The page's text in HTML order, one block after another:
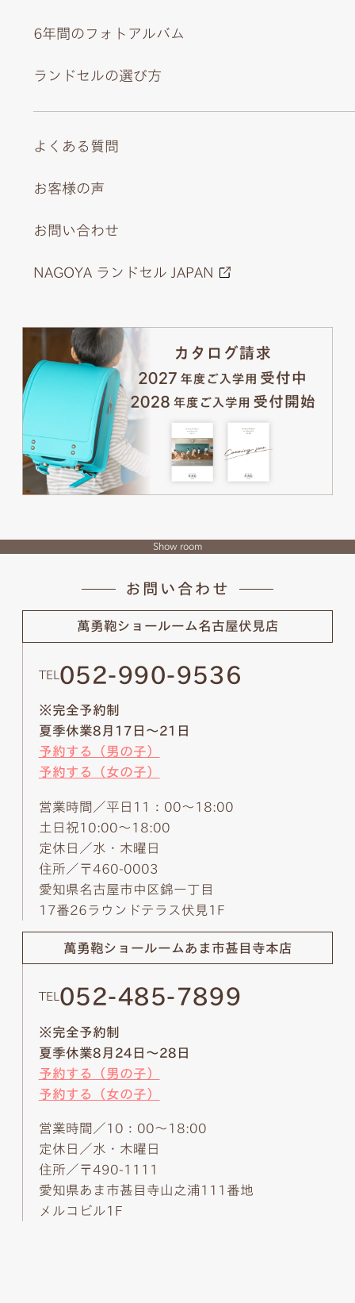
6年間のフォトアルバム
ランドセルの選び方
よくある質問
お客様の声
お問い合わせ
NAGOYA ランドセル JAPAN
Show room
お問い合わせ
萬勇鞄ショールーム名古屋伏見店
TEL 052-990-9536
※完全予約制
夏季休業8月17日～21日
予約する（男の子）
予約する（女の子）
営業時間／平日11：00～18:00
土日祝10:00～18:00
定休日／水・木曜日
住所／〒460-0003
愛知県名古屋市中区錦一丁目
17番26ラウンドテラス伏見1F
萬勇鞄ショールームあま市甚目寺本店
TEL 052-485-7899
※完全予約制
夏季休業8月24日～28日
予約する（男の子）
予約する（女の子）
営業時間／10：00～18:00
定休日／水・木曜日
住所／〒490-1111
愛知県あま市甚目寺山之浦111番地
メルコビル1F